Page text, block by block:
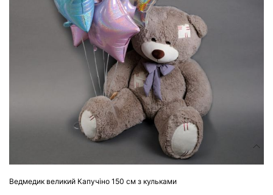
Ведмедик великий Капучіно 150 см з кульками